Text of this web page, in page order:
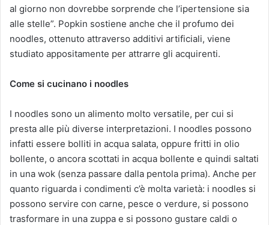
al giorno non dovrebbe sorprende che l’ipertensione sia
alle stelle”. Popkin sostiene anche che il profumo dei
noodles, ottenuto attraverso additivi artificiali, viene
studiato appositamente per attrarre gli acquirenti.
Come si cucinano i noodles
I noodles sono un alimento molto versatile, per cui si
presta alle più diverse interpretazioni. I noodles possono
infatti essere bolliti in acqua salata, oppure fritti in olio
bollente, o ancora scottati in acqua bollente e quindi saltati
in una wok (senza passare dalla pentola prima). Anche per
quanto riguarda i condimenti c’è molta varietà: i noodles si
possono servire con carne, pesce o verdure, si possono
trasformare in una zuppa e si possono gustare caldi o